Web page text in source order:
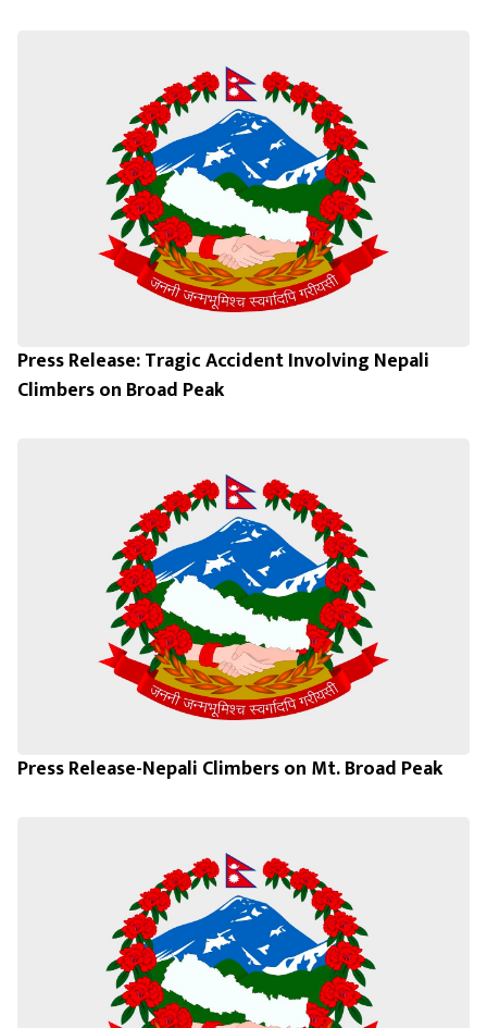
Press Release: Tragic Accident Involving Nepali
Climbers on Broad Peak
Press Release-Nepali Climbers on Mt. Broad Peak